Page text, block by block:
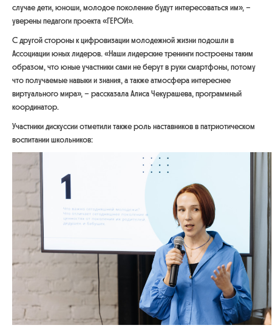
случае дети, юноши, молодое поколение будут интересоваться им», –
уверены педагоги проекта «ГЕРОИ».
С другой стороны к цифровизации молодежной жизни подошли в
Ассоциации юных лидеров. «Наши лидерские тренинги построены таким
образом, что юные участники сами не берут в руки смартфоны, потому
что получаемые навыки и знания, а также атмосфера интереснее
виртуального мира», – рассказала Алиса Чекурашева, программный
координатор.
Участники дискуссии отметили также роль наставников в патриотическом
воспитании школьников: